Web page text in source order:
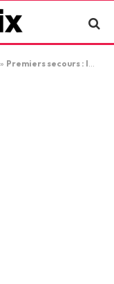
» Premiers secours : les équipements obligatoires en fonction des secteurs d’activité